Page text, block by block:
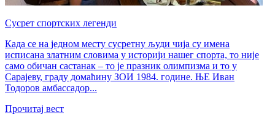
Сусрет спортских легенди
Када се на једном месту сусретну људи чија су имена
исписана златним словима у историји нашег спорта, то није
само обичан састанак – то је празник олимпизма и то у
Сарајеву, граду домаћину ЗОИ 1984. године. ЊЕ Иван
Тодоров амбассадор...
Прочитај вест